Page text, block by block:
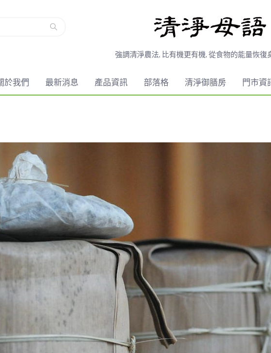
搜尋
強調清淨農法, 比有機更有機, 從食物的能量恢復
於我們 最新消息 產品資訊 部落格 清淨御膳房 門市資